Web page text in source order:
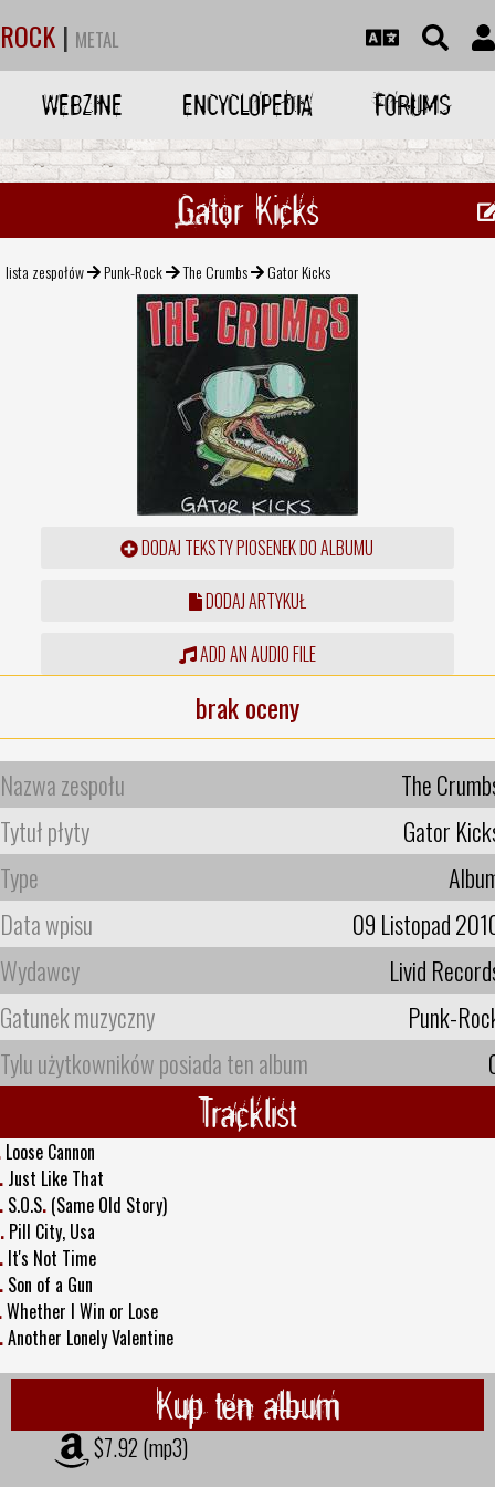
ROCK | METAL
WEBZINE ENCYCLOPEDIA FORUMS
Gator Kicks
lista zespołów Punk-Rock The Crumbs Gator Kicks
DODAJ TEKSTY PIOSENEK DO ALBUMU
DODAJ ARTYKUŁ
ADD AN AUDIO FILE
brak oceny
Nazwa zespołu
The
Tytuł płyty
Gator
Type
Data wpisu
09 Listopad
Wydawcy
Livid
Gatunek muzyczny
Punk-
Tylu użytkowników posiada ten album
Tracklist
Loose Cannon
Just Like That
S.O.S. (Same Old Story)
Pill City, Usa
It's Not Time
Son of a Gun
Whether I Win or Lose
Another Lonely Valentine
Kup ten album
$7.92 (mp3)